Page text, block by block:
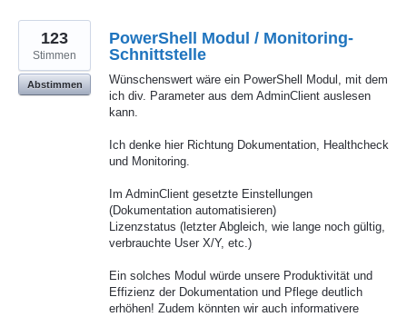
PowerShell Modul / Monitoring-
Schnittstelle
Wünschenswert wäre ein PowerShell Modul, mit dem
ich div. Parameter aus dem AdminClient auslesen
kann.
Ich denke hier Richtung Dokumentation, Healthcheck
und Monitoring.
Im AdminClient gesetzte Einstellungen
(Dokumentation automatisieren)
Lizenzstatus (letzter Abgleich, wie lange noch gültig,
verbrauchte User X/Y, etc.)
Ein solches Modul würde unsere Produktivität und
Effizienz der Dokumentation und Pflege deutlich
erhöhen! Zudem könnten wir auch informativere
123
Stimmen
Abstimmen